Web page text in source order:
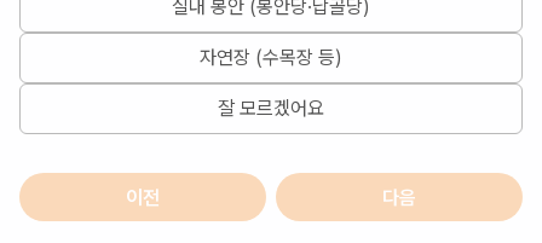
실내 봉안 (봉안당·납골당)
자연장 (수목장 등)
잘 모르겠어요
이전 다음